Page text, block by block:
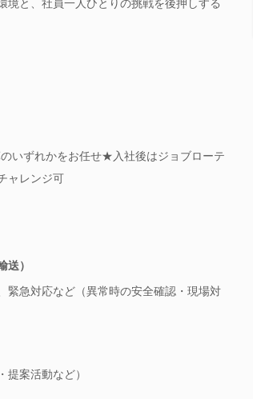
境と、社員一人ひとりの挑戦を後押しする
いずれかをお任せ★入社後はジョブローテ
ャレンジ可
）
緊急対応など（異常時の安全確認・現場対
案活動など）